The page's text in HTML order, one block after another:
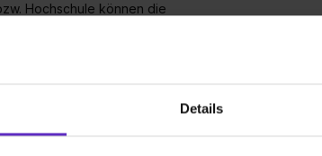
Details
Hochschule können die
persönlich weiterbilden, spannende
Ihrem Betrieb würden Sie